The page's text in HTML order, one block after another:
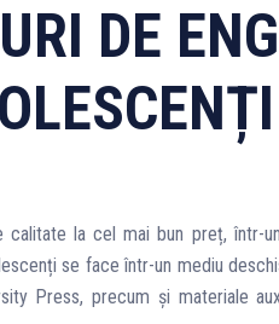
DE
calitate la cel mai bun preț, într-
se face într-un mediu
Press, precum și materiale